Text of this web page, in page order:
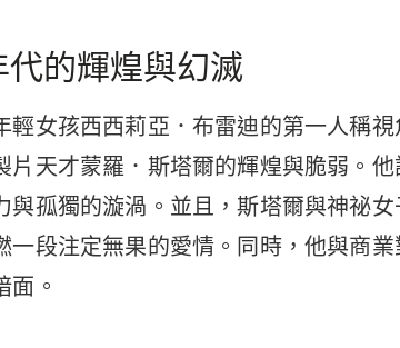
的輝煌與幻滅
輕女孩西西莉亞．布雷迪的第一人稱
片天才蒙羅．斯塔爾的輝煌與脆弱。
與孤獨的漩渦。並且，斯塔爾與神祕女
一段注定無果的愛情。同時，他與商
面。